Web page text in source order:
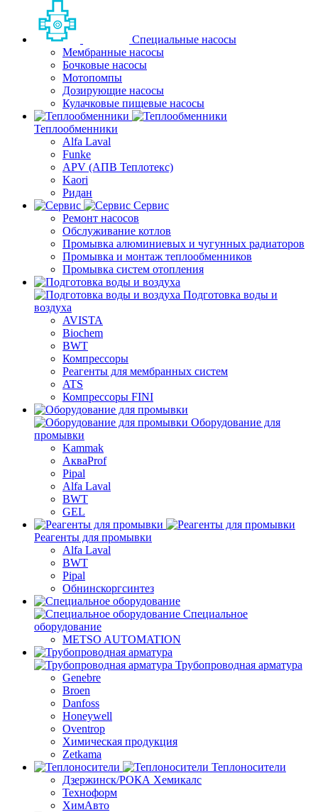
Специальные насосы
Мембранные насосы
Бочковые насосы
Мотопомпы
Дозирующие насосы
Кулачковые пищевые насосы
Теплообменники
Alfa Laval
Funke
APV (АПВ Теплотекс)
Kaori
Ридан
Сервис
Ремонт насосов
Обслуживание котлов
Промывка алюминиевых и чугунных радиаторов
Промывка и монтаж теплообменников
Промывка систем отопления
Подготовка воды и
воздуха
AVISTA
Biochem
BWT
Компрессоры
Реагенты для мембранных систем
ATS
Компрессоры FINI
Оборудование для
промывки
Kammak
АкваProf
Pipal
Alfa Laval
BWT
GEL
Реагенты для промывки
Alfa Laval
BWT
Pipal
Обнинскоргсинтез
Специальное
оборудование
METSO AUTOMATION
Трубопроводная арматура
Genebre
Broen
Danfoss
Honeywell
Oventrop
Химическая продукция
Zetkama
Теплоносители
Дзержинск/РОКА Хемикалс
Техноформ
ХимАвто